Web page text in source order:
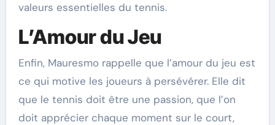
valeurs essentielles du tennis.
L’Amour du Jeu
Enfin, Mauresmo rappelle que l’amour du jeu est
ce qui motive les joueurs à persévérer. Elle dit
que le tennis doit être une passion, que l’on
doit apprécier chaque moment sur le court,